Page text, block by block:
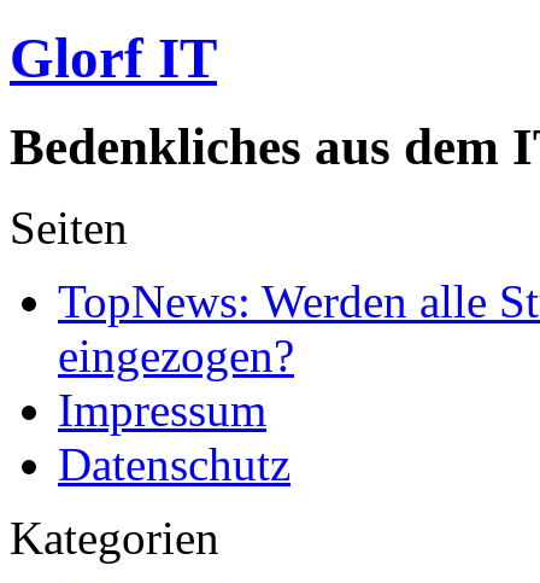
Glorf IT
Bedenkliches aus dem
Seiten
TopNews: Werden alle
eingezogen?
Impressum
Datenschutz
Kategorien